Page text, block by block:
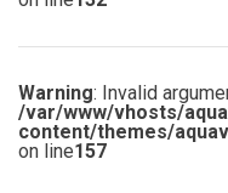
Warning: Invalid
/var/www/vhosts/
content/themes/
on line157